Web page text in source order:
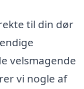
til din dør
velsmagende
vi nogle af